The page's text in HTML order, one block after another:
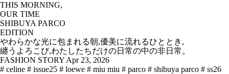
THIS MORNING,
OUR TIME
SHIBUYA PARCO
EDITION
やわらかな光に包まれる朝,優美に流れるひととき,
纏うよろこび,わたしたちだけの日常の中の非日常。
FASHION STORY Apr 23, 2026
# celine # issue25 # loewe # miu miu # parco # shibuya parco # ss26